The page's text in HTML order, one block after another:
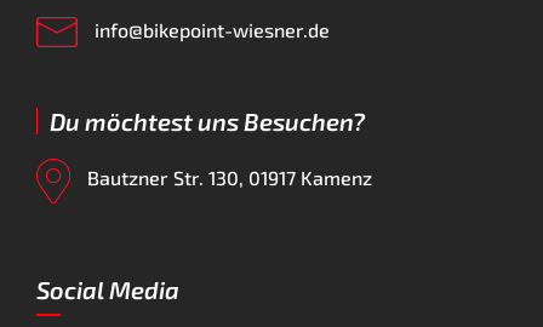
info@bikepoint-wiesner.de
Du möchtest uns Besuchen?
Bautzner Str. 130, 01917 Kamenz
Social Media